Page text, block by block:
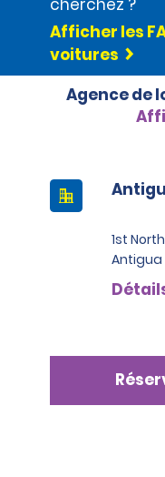
Afficher les
voitures
Agence de
1st
Antigua